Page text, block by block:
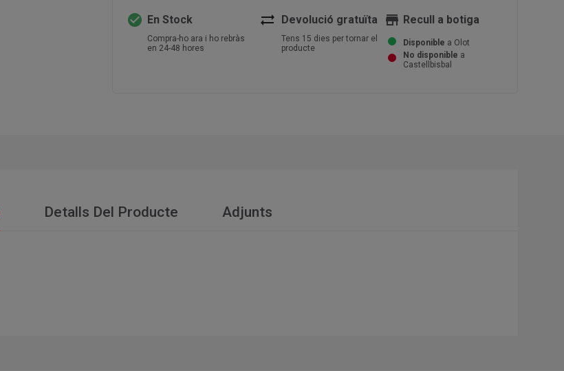
check_circle En Stock
Compra-ho ara i ho rebràs
en 24-48 hores
sync_alt Devolució gratuïta
Tens 15 dies per tornar el
producte
store Recull a botiga
Disponible a Olot
No disponible a
Castellbisbal
Detalls Del Producte Adjunts